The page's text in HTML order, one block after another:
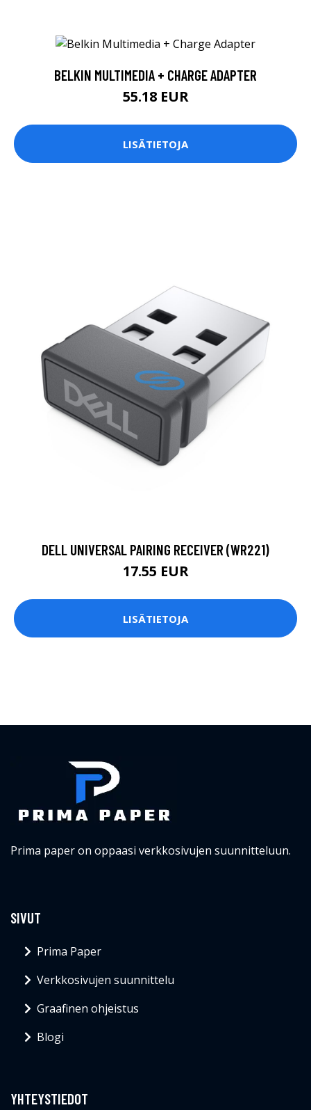
BELKIN MULTIMEDIA + CHARGE ADAPTER
55.18 EUR
LISÄTIETOJA
DELL UNIVERSAL PAIRING RECEIVER (WR221)
17.55 EUR
LISÄTIETOJA
Prima paper on oppaasi verkkosivujen suunnitteluun.
SIVUT
Prima Paper
Verkkosivujen suunnittelu
Graafinen ohjeistus
Blogi
YHTEYSTIEDOT